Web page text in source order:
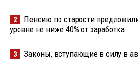
2
Пенсию по старости
уровне не ниже 40% от заработка
3 Законы, вступающие в силу в